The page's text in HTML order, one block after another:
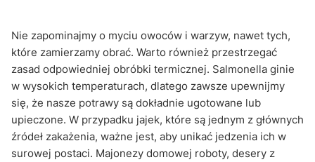
Nie zapominajmy o myciu owoców i warzyw, nawet tych,
które zamierzamy obrać. Warto również przestrzegać
zasad odpowiedniej obróbki termicznej. Salmonella ginie
w wysokich temperaturach, dlatego zawsze upewnijmy
się, że nasze potrawy są dokładnie ugotowane lub
upieczone. W przypadku jajek, które są jednym z głównych
źródeł zakażenia, ważne jest, aby unikać jedzenia ich w
surowej postaci. Majonezy domowej roboty, desery z